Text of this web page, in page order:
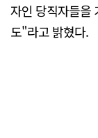
자인 당직자들을
도"라고 밝혔다.